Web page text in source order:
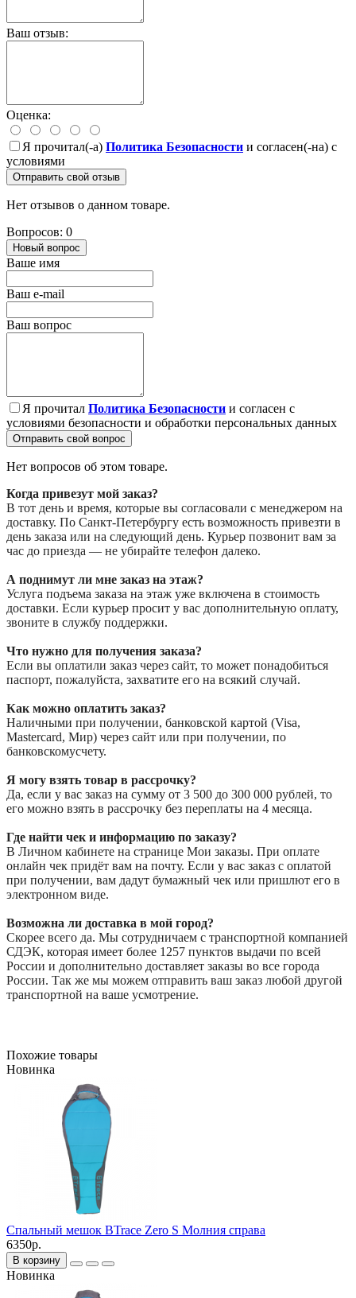
Ваш отзыв:
Оценка:
Я прочитал(-а) Политика Безопасности и согласен(-на) с
условиями
Отправить свой отзыв
Нет отзывов о данном товаре.
Вопросов: 0
Новый вопрос
Ваше имя
Ваш e-mail
Ваш вопрос
Я прочитал Политика Безопасности и согласен с
условиями безопасности и обработки персональных данных
Отправить свой вопрос
Нет вопросов об этом товаре.
Когда привезут мой заказ?
В тот день и время, которые вы согласовали с менеджером на
доставку. По Санкт-Петербургу есть возможность привезти в
день заказа или на следующий день. Курьер позвонит вам за
час до приезда — не убирайте телефон далеко.
А поднимут ли мне заказ на этаж?
Услуга подъема заказа на этаж уже включена в стоимость
доставки. Если курьер просит у вас дополнительную оплату,
звоните в службу поддержки.
Что нужно для получения заказа?
Если вы оплатили заказ через сайт, то может понадобиться
паспорт, пожалуйста, захватите его на всякий случай.
Как можно оплатить заказ?
Наличными при получении, банковской картой (Visa,
Mastercard, Мир) через сайт или при получении, по
банковскомусчету.
Я могу взять товар в рассрочку?
Да, если у вас заказ на сумму от 3 500 до 300 000 рублей, то
его можно взять в рассрочку без переплаты на 4 месяца.
Где найти чек и информацию по заказу?
В Личном кабинете на странице Мои заказы. При оплате
онлайн чек придёт вам на почту. Если у вас заказ с оплатой
при получении, вам дадут бумажный чек или пришлют его в
электронном виде.
Возможна ли доставка в мой город?
Скорее всего да. Мы сотрудничаем с транспортной компанией
СДЭК, которая имеет более 1257 пунктов выдачи по всей
России и дополнительно доставляет заказы во все города
России. Так же мы можем отправить ваш заказ любой другой
транспортной на ваше усмотрение.
Похожие товары
Новинка
Спальный мешок BTrace Zero S Молния справа
6350р.
В корзину
Новинка